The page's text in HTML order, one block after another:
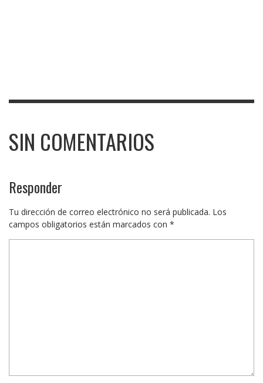
SIN COMENTARIOS
Responder
Tu dirección de correo electrónico no será publicada. Los
campos obligatorios están marcados con *